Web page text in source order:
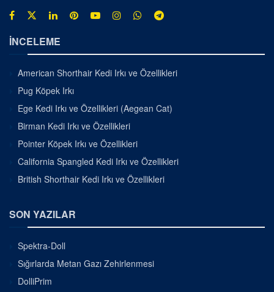
İNCELEME
American Shorthair Kedi Irkı ve Özellikleri
Pug Köpek Irkı
Ege Kedi Irkı ve Özellikleri (Aegean Cat)
Birman Kedi Irkı ve Özellikleri
Pointer Köpek Irkı ve Özellikleri
California Spangled Kedi Irkı ve Özellikleri
British Shorthair Kedi Irkı ve Özellikleri
SON YAZILAR
Spektra-Doll
Sığırlarda Metan Gazı Zehirlenmesi
DolliPrim